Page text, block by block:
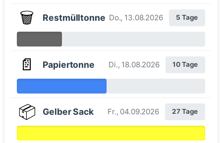
🗑️ Restmülltonne Do., 13.08.2026 5 Tage
📄 Papiertonne Di., 18.08.2026 10 Tage
📦 Gelber Sack Fr., 04.09.2026 27 Tage